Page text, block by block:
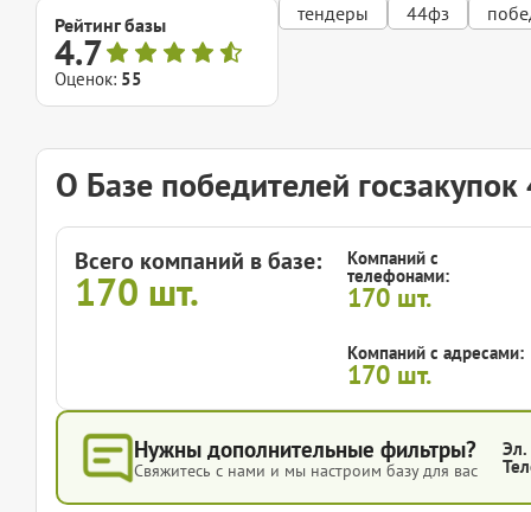
Рейтинг базы
4.7
Оценок: 55
тендеры 44фз
О Базе победителей
Всего компаний в базе:
170 шт.
Компаний с
телефонами:
170 шт.
Компаний с адресами:
170 шт.
Нужны дополнительные фильтры?
Свяжитесь с нами и мы настроим базу для вас
Эл.